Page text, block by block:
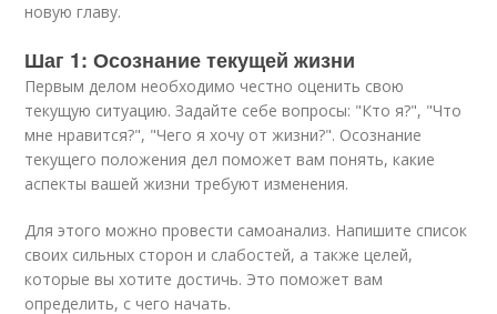
новую главу.
Шаг 1: Осознание текущей жизни
Первым делом необходимо честно оценить свою
текущую ситуацию. Задайте себе вопросы: "Кто я?", "Что
мне нравится?", "Чего я хочу от жизни?". Осознание
текущего положения дел поможет вам понять, какие
аспекты вашей жизни требуют изменения.
Для этого можно провести самоанализ. Напишите список
своих сильных сторон и слабостей, а также целей,
которые вы хотите достичь. Это поможет вам
определить, с чего начать.